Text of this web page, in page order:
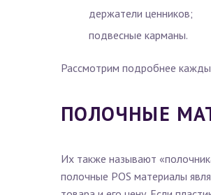
держатели ценников;
подвесные карманы.
Рассмотрим подробнее
ПОЛОЧНЫЕ
Их также называют
полочные POS материалы